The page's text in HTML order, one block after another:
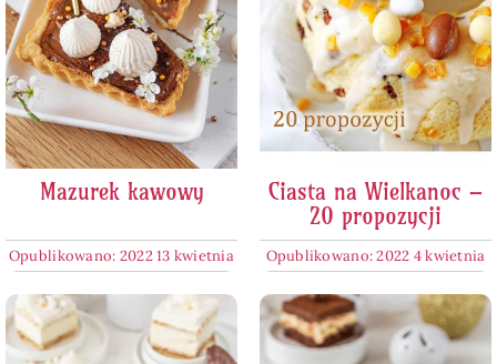
Mazurek kawowy
Opublikowano: 2022 13 kwietnia
Ciasta na Wielkanoc –
20 propozycji
Opublikowano: 2022 4 kwietnia